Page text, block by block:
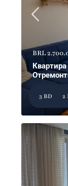
BRL
3 BD 2